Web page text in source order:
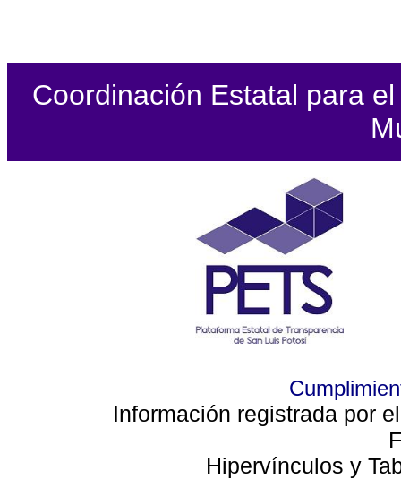
Coordinación Estatal para
Información registrada por
Hipervínculos y